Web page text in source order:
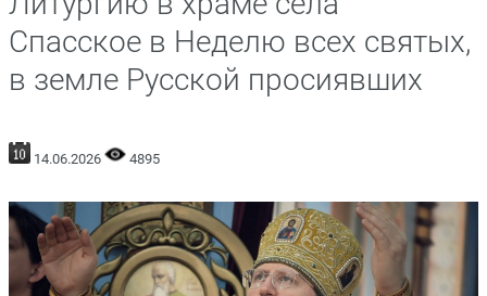
Спасское в Неделю всех святых,
в земле Русской просиявших
14.06.2026 4895